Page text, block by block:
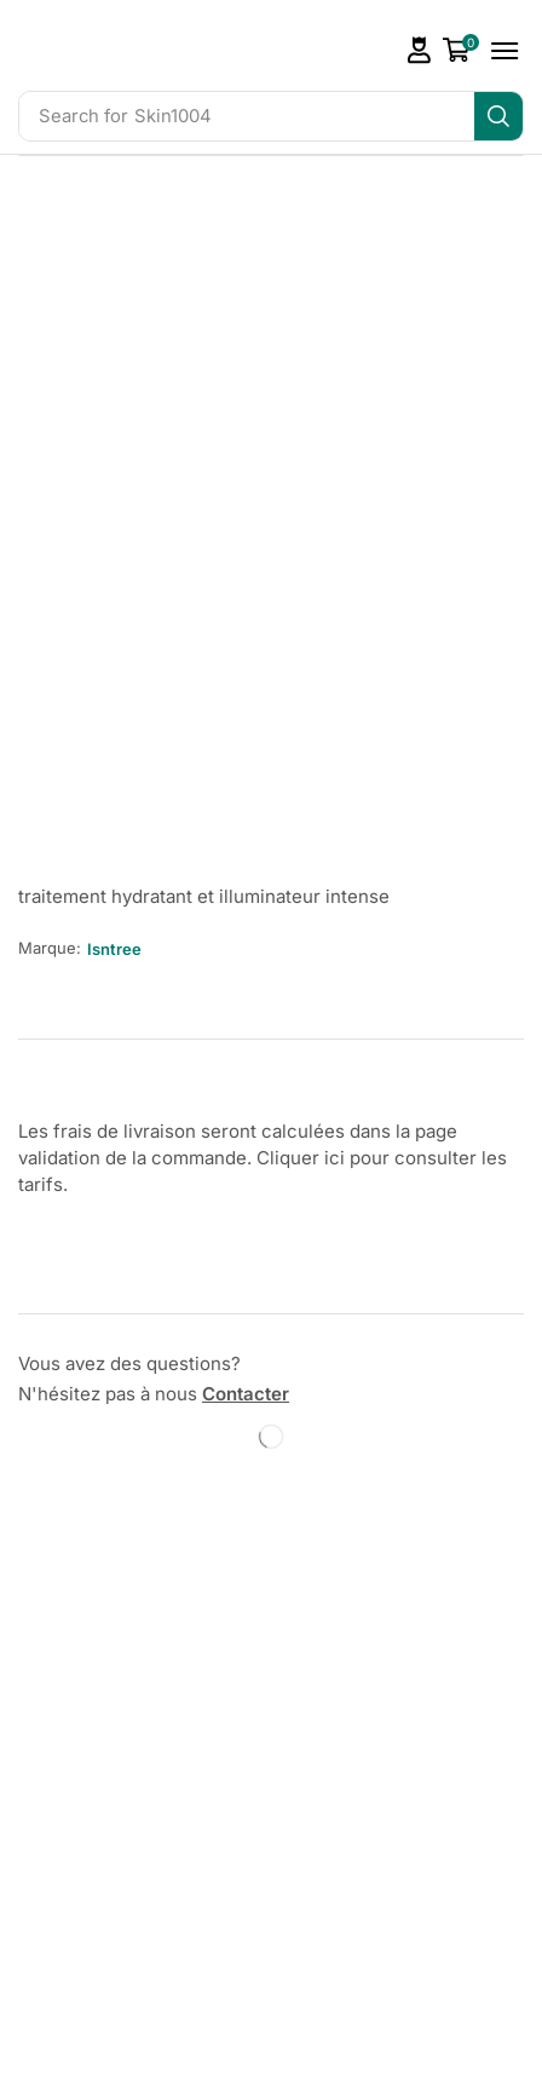
Search for Skin1004
0
traitement hydratant et illuminateur intense
Marque: Isntree
Les frais de livraison seront calculées dans la page
validation de la commande. Cliquer ici pour consulter les
tarifs.
Vous avez des questions?
N'hésitez pas à nous Contacter